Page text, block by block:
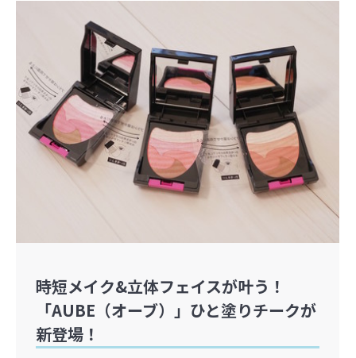
時短メイク&立体フェイスが叶う！
「AUBE（オーブ）」ひと塗りチークが
新登場！